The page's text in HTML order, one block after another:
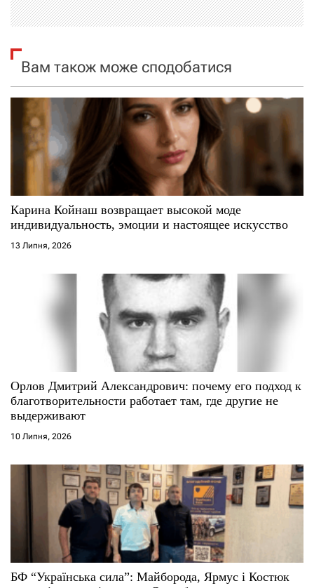
і
а
п
с
і
в
Вам також може сподобатися
Карина Койнаш возвращает высокой моде
индивидуальность, эмоции и настоящее искусство
13 Липня, 2026
Орлов Дмитрий Александрович: почему его подход к
благотворительности работает там, где другие не
выдерживают
10 Липня, 2026
БФ “Українська сила”: Майборода, Ярмус і Костюк